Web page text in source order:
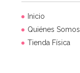
Inicio
Quiénes Somos
Tienda Física